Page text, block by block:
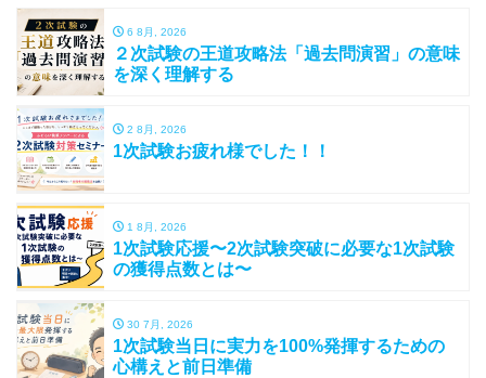
6 8月, 2026
２次試験の王道攻略法「過去問演習」の意味
を深く理解する
2 8月, 2026
1次試験お疲れ様でした！！
1 8月, 2026
1次試験応援〜2次試験突破に必要な1次試験
の獲得点数とは〜
30 7月, 2026
1次試験当日に実力を100%発揮するための
心構えと前日準備